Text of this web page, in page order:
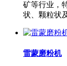
矿等行业，
状、颗粒状
雷蒙磨粉机